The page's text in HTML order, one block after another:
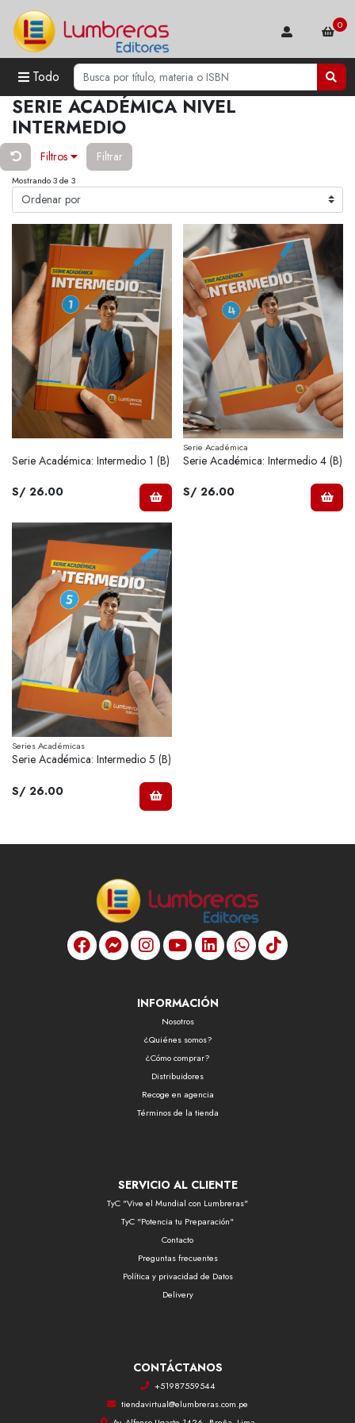
Todo
0
SERIE ACADÉMICA NIVEL
INTERMEDIO
Filtros Filtrar
Mostrando 3 de 3
Serie Académica: Intermedio 1 (B)
S/ 26.00
Serie Académica
Serie Académica: Intermedio 4 (B)
S/ 26.00
Series Académicas
Serie Académica: Intermedio 5 (B)
S/ 26.00
INFORMACIÓN
Nosotros
¿Quiénes somos?
¿Cómo comprar?
Distribuidores
Recoge en agencia
Términos de la tienda
SERVICIO AL CLIENTE
TyC "Vive el Mundial con Lumbreras"
TyC "Potencia tu Preparación"
Contacto
Preguntas frecuentes
Política y privacidad de Datos
Delivery
CONTÁCTANOS
+51987559544
tiendavirtual@elumbreras.com.pe